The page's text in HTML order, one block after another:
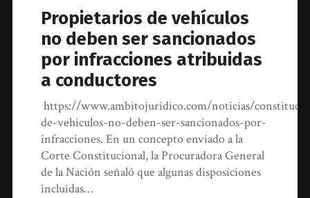
Propietarios de vehículos
no deben ser sancionados
por infracciones atribuidas
a conductores
https://www.ambitojuridico.com/noticias/
de-vehiculos-no-deben-ser-sancionados-por-
infracciones. En un concepto enviado a la
Corte Constitucional, la Procuradora General
de la Nación señaló que algunas disposiciones
incluidas…